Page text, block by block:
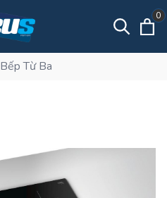
0
Bếp Từ Ba